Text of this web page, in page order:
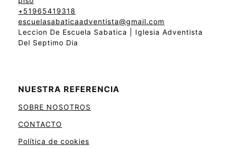
+51965419318
escuelasabaticaadventista@gmail.com
Leccion De Escuela Sabatica | Iglesia Adventista
Del Septimo Dia
NUESTRA REFERENCIA
SOBRE NOSOTROS
CONTACTO
Política de cookies